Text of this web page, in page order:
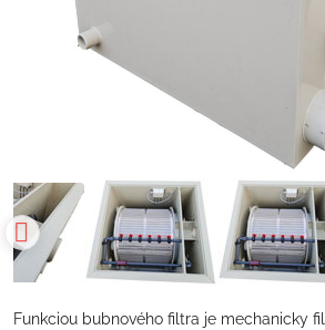
Funkciou bubnového filtra je mechanicky